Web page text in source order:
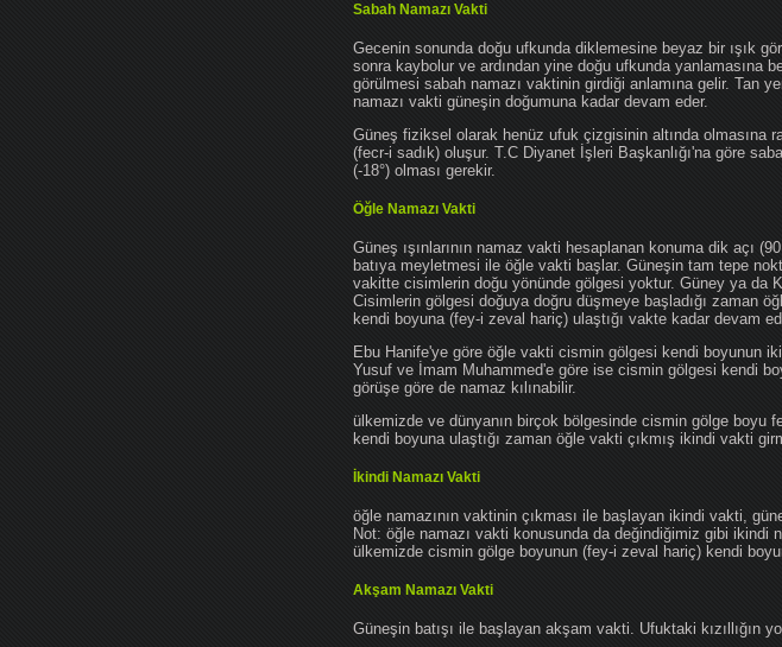
Sabah Namazı Vakti
Gecenin sonunda doğu ufkunda diklemesine beyaz bir ışık
sonra kaybolur ve ardından yine doğu ufkunda yanlamasına
görülmesi sabah namazı vaktinin girdiği anlamına gelir. Tan
namazı vakti güneşin doğumuna kadar devam eder.
Güneş fiziksel olarak henüz ufuk çizgisinin altında olmasına
(fecr-i sadık) oluşur. T.C Diyanet İşleri Başkanlığı'na göre
(-18°) olması gerekir.
Öğle Namazı Vakti
Güneş ışınlarının namaz vakti hesaplanan konuma dik açı
batıya meyletmesi ile öğle vakti başlar. Güneşin tam tepe
vakitte cisimlerin doğu yönünde gölgesi yoktur. Güney ya da
Cisimlerin gölgesi doğuya doğru düşmeye başladığı zaman
kendi boyuna (fey-i zeval hariç) ulaştığı vakte kadar devam
Ebu Hanife'ye göre öğle vakti cismin gölgesi kendi boyunun
Yusuf ve İmam Muhammed'e göre ise cismin gölgesi kendi
görüşe göre de namaz kılınabilir.
ülkemizde ve dünyanın birçok bölgesinde cismin gölge boyu
kendi boyuna ulaştığı zaman öğle vakti çıkmış ikindi vakti
İkindi Namazı Vakti
öğle namazının vaktinin çıkması ile başlayan ikindi vakti,
Not: öğle namazı vakti konusunda da değindiğimiz gibi ikindi
ülkemizde cismin gölge boyunun (fey-i zeval hariç) kendi
Akşam Namazı Vakti
Güneşin batışı ile başlayan akşam vakti. Ufuktaki kızıllığın